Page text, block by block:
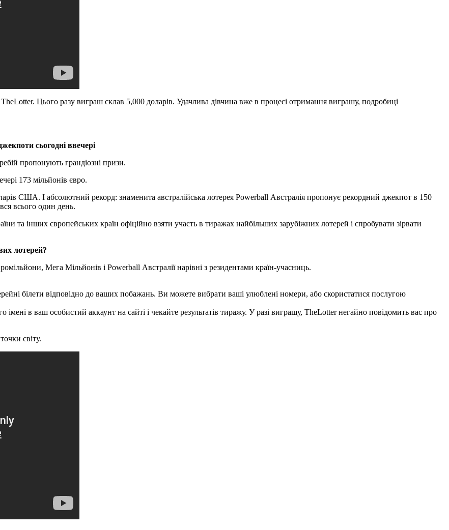
Цього разу виграш склав 5,000 доларів. Удачлива дівчина вже в процесі отримання виграшу, подробиці
сьогодні ввечері
пропонують грандіозні призи.
173 мільйонів євро.
США. І абсолютний рекорд: знаменита австралійська лотерея Powerball Австралія пропонує рекордний джекпот в 150
всього один день.
та інших європейських країн офіційно взяти участь в тиражах найбільших зарубіжних лотерей і спробувати зірвати
лотерей?
Мега Мільйонів і Powerball Австралії нарівні з резидентами країн-учасниць.
білети відповідно до ваших побажань. Ви можете вибрати ваші улюблені номери, або скористатися послугою
в ваш особистий аккаунт на сайті і чекайте результатів тиражу. У разі виграшу, TheLotter негайно повідомить вас про
світу.